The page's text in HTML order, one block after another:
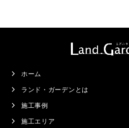
ホーム
ランド・ガーデンとは
施工事例
施工エリア